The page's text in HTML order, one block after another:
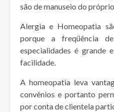
são de manuseio do
Alergia e Homeopatia
porque a freqüência
especialidades é grande
facilidade.
A homeopatia leva
convênios e portanto
por conta de clientela